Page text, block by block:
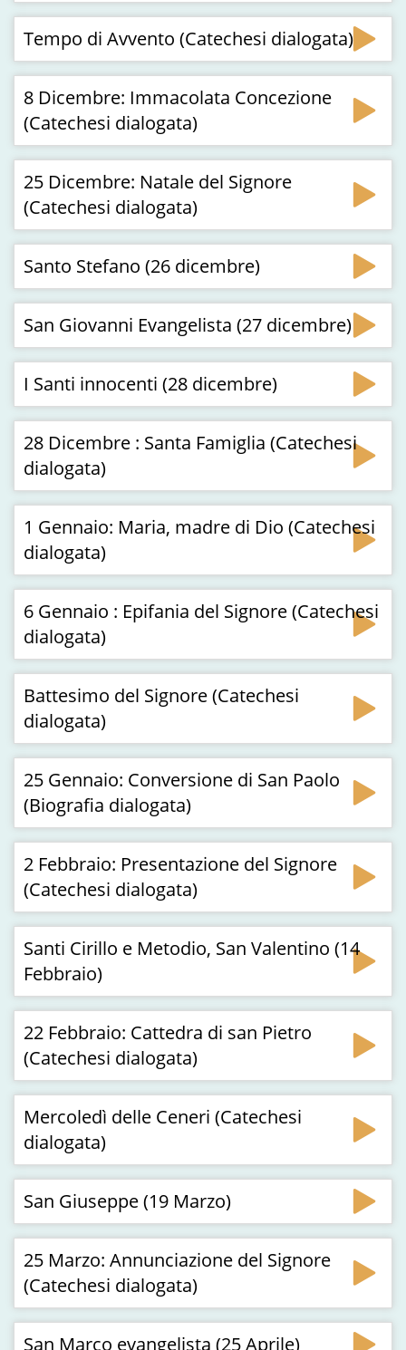
Tempo di Avvento (Catechesi dialogata)
8 Dicembre: Immacolata Concezione
(Catechesi dialogata)
25 Dicembre: Natale del Signore
(Catechesi dialogata)
Santo Stefano (26 dicembre)
San Giovanni Evangelista (27 dicembre)
I Santi innocenti (28 dicembre)
28 Dicembre : Santa Famiglia (Catechesi
dialogata)
1 Gennaio: Maria, madre di Dio (Catechesi
dialogata)
6 Gennaio : Epifania del Signore (Catechesi
dialogata)
Battesimo del Signore (Catechesi
dialogata)
25 Gennaio: Conversione di San Paolo
(Biografia dialogata)
2 Febbraio: Presentazione del Signore
(Catechesi dialogata)
Santi Cirillo e Metodio, San Valentino (14
Febbraio)
22 Febbraio: Cattedra di san Pietro
(Catechesi dialogata)
Mercoledì delle Ceneri (Catechesi
dialogata)
San Giuseppe (19 Marzo)
25 Marzo: Annunciazione del Signore
(Catechesi dialogata)
San Marco evangelista (25 Aprile)